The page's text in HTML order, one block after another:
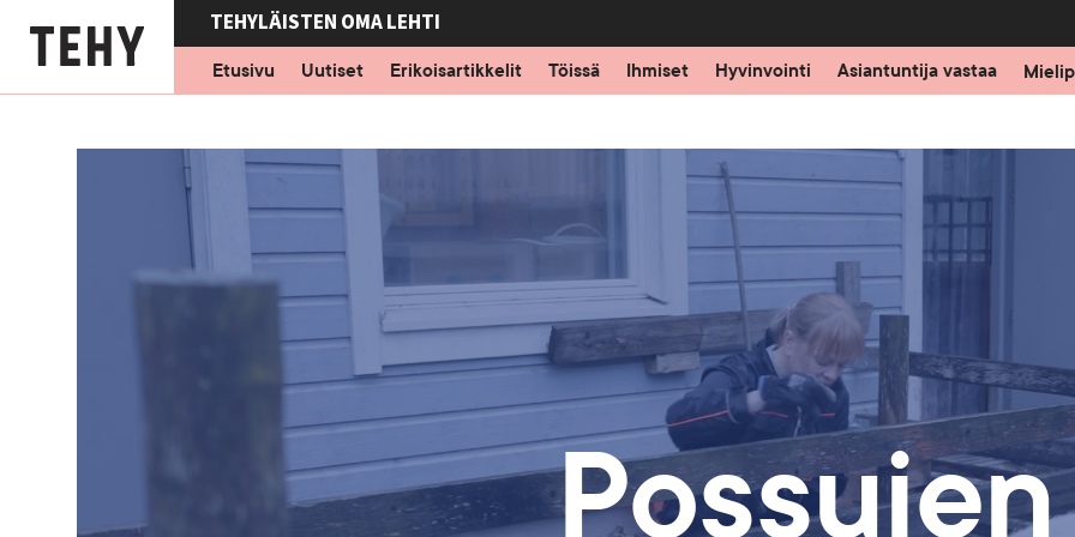
pääsisältöön
TEHYLÄISTEN OMA LEHTI
Etusivu
Uutiset Erikoisartikkelit Töissä Ihmiset Hyvinvointi Asiantuntija vastaa
Possujen